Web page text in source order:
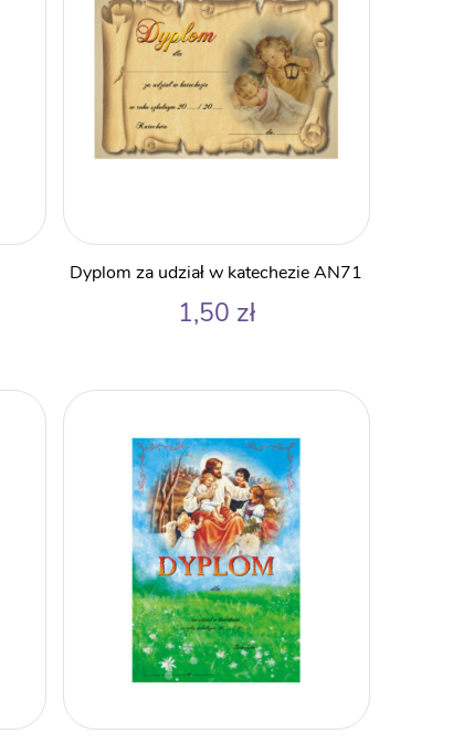
Dyplom za udział w katechezie AN71
1,50 zł